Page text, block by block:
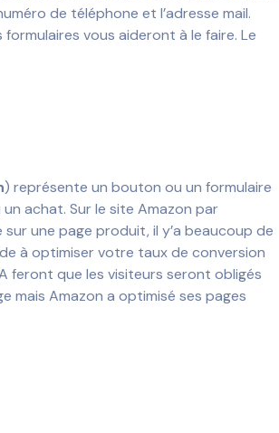
de téléphone et l’adresse mail.
vous aideront à le faire. Le
) représente un bouton ou un formulaire
achat. Sur le site Amazon par
sur une page produit, il y’a beaucoup de
à optimiser votre taux de conversion
feront que les visiteurs seront obligés
mais Amazon a optimisé ses pages